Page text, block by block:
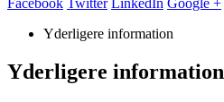
Yderligere information
Yderligere information